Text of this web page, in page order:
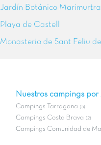
Jardín Botánico Marimurtra
Playa de Castell
Monasterio de Sant Feliu
Nuestros campings por
Campings Tarragona (5)
Campings Costa Brava (2)
Campings Comunidad de